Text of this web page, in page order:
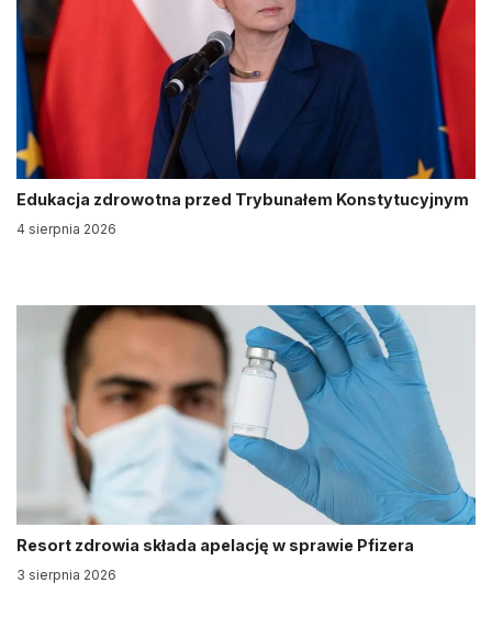
Edukacja zdrowotna przed Trybunałem Konstytucyjnym
4 sierpnia 2026
Resort zdrowia składa apelację w sprawie Pfizera
3 sierpnia 2026